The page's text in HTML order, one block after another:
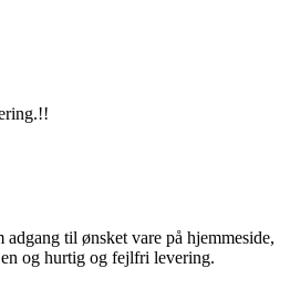
til ønsket vare på hjemmeside,
og hurtig og fejlfri levering.